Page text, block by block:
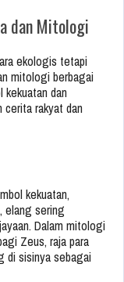
dan Mitologi
ekologis tetapi
mitologi berbagai
kekuatan dan
cerita rakyat dan
kekuatan,
elang sering
Dalam mitologi
Zeus, raja para
di sisinya sebagai